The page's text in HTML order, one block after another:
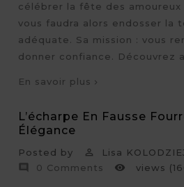
célébrer la fête des
vous faudra alors endosser la
adéquate. Sa mission : vous
donner confiance. Découvrez
En savoir plus
L’écharpe En Fausse
Élégance
Posted by  Lisa

0 Comments  views